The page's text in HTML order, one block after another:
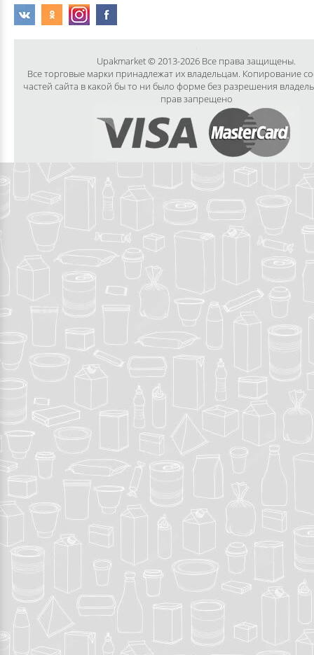
Upakmarket © 2013-2026 Все права защищены.
Все торговые марки принадлежат их владельцам. Копирование
частей сайта в какой бы то ни было форме без разрешения
прав запрещено